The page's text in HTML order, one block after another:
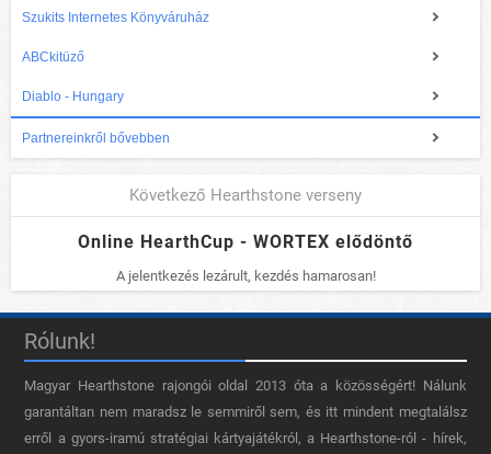
Szukits Internetes Könyváruház
ABCkitüző
Diablo - Hungary
Partnereinkről bővebben
Következő Hearthstone verseny
Online HearthCup - WORTEX elődöntő
A jelentkezés lezárult, kezdés hamarosan!
Rólunk!
Magyar Hearthstone​ rajongói oldal 2013 óta a közösségért! Nálunk
garantáltan nem maradsz le semmiről sem, és itt mindent megtalálsz
erről a gyors-iramú stratégiai kártyajátékról, a Hearthstone-ról - hírek,